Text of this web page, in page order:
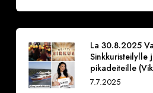
La 30.8.2025
Sinkkuristeilylle
pikadeiteille
7.7.2025